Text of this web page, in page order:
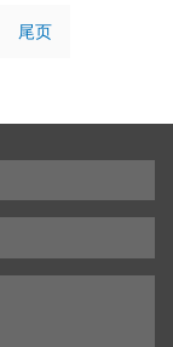
尾页